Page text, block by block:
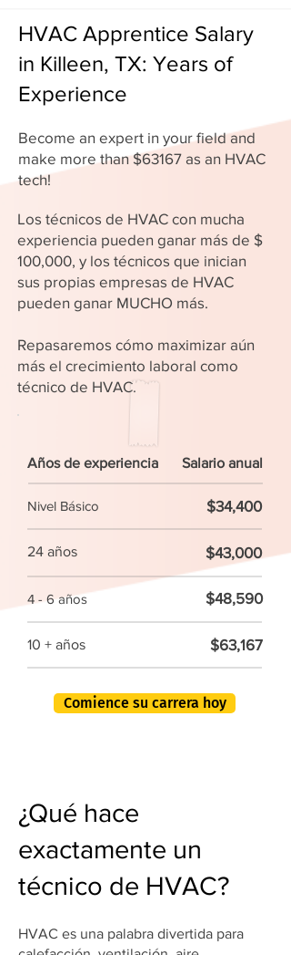
HVAC Apprentice Salary
in Killeen, TX: Years of
Experience
Become an expert in your field and
make more than $63167 as an HVAC
tech!
Los técnicos de HVAC con mucha
experiencia pueden ganar más de $
100,000, y los técnicos que inician
sus propias empresas de HVAC
pueden ganar MUCHO más.
Repasaremos cómo maximizar aún
más el crecimiento laboral como
técnico de HVAC.
Años de experiencia Salario anual
Nivel Básico $34,400
24 años $43,000
4 - 6 años $48,590
10 + años $63,167
Comience su carrera hoy
¿Qué hace
exactamente un
técnico de HVAC?
HVAC es una palabra divertida para